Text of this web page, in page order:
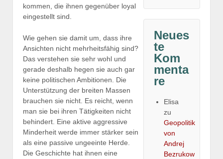
kommen, die ihnen gegenüber loyal
eingestellt sind.
Wie gehen sie damit um, dass ihre
Ansichten nicht mehrheitsfähig sind?
Das verstehen sie sehr wohl und
gerade deshalb hegen sie auch gar
keine politischen Ambitionen. Die
Unterstützung der breiten Massen
brauchen sie nicht. Es reicht, wenn
man sie bei ihren Tätigkeiten nicht
behindert. Eine aktive aggressive
Minderheit werde immer stärker sein
als eine passive ungeeinte Herde.
Die Geschichte hat ihnen eine
Neues
te
Kom
menta
re
Elisa
zu
Geopolitik
von
Andrej
Bezrukow